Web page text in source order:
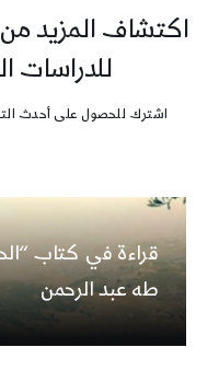
اكتشاف المزيد
للدراسات
اشترك للحصول على أحدث
قراءة في كتاب
طه عبد الرحمن